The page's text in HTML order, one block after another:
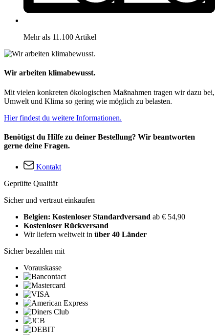
Mehr als 11.100 Artikel
Wir arbeiten klimabewusst.
Mit vielen konkreten ökologischen Maßnahmen tragen wir dazu bei,
Umwelt und Klima so gering wie möglich zu belasten.
Hier findest du weitere Informationen.
Benötigst du Hilfe zu deiner Bestellung? Wir beantworten
gerne deine Fragen.
Kontakt
Geprüfte Qualität
Sicher und vertraut einkaufen
Belgien: Kostenloser Standardversand ab € 54,90
Kostenloser Rückversand
Wir liefern weltweit in über 40 Länder
Sicher bezahlen mit
Vorauskasse